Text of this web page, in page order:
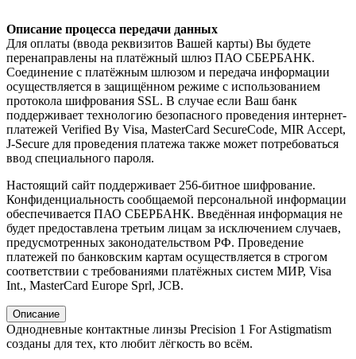
Описание процесса передачи данных
Для оплаты (ввода реквизитов Вашей карты) Вы будете
перенаправлены на платёжный шлюз ПАО СБЕРБАНК.
Соединение с платёжным шлюзом и передача информации
осуществляется в защищённом режиме с использованием
протокола шифрования SSL. В случае если Ваш банк
поддерживает технологию безопасного проведения интернет-
платежей Verified By Visa, MasterCard SecureCode, MIR Accept,
J-Secure для проведения платежа также может потребоваться
ввод специального пароля.
Настоящий сайт поддерживает 256-битное шифрование.
Конфиденциальность сообщаемой персональной информации
обеспечивается ПАО СБЕРБАНК. Введённая информация не
будет предоставлена третьим лицам за исключением случаев,
предусмотренных законодательством РФ. Проведение
платежей по банковским картам осуществляется в строгом
соответствии с требованиями платёжных систем МИР, Visa
Int., MasterCard Europe Sprl, JCB.
Описание
Однодневные контактные линзы Precision 1 For Astigmatism
созданы для тех, кто любит лёгкость во всём.